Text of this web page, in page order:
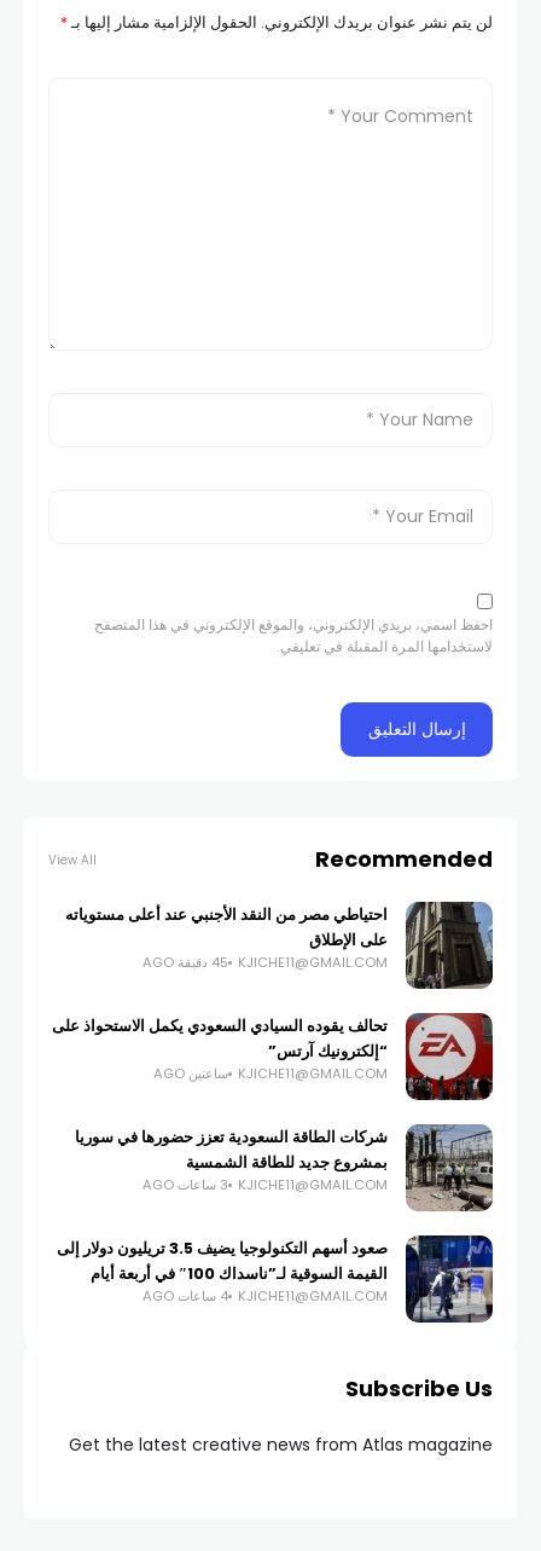
لن يتم نشر عنوان بريدك الإلكتروني. الحقول الإلزامية مشار إليها بـ*
احفظ اسمي، بريدي الإلكتروني، والموقع الإلكتروني في هذا المتصفح
لاستخدامها المرة المقبلة في تعليقي.
Recommended
View All
احتياطي مصر من النقد الأجنبي عند أعلى مستوياته
على الإطلاق
KJICHE11@GMAIL.COM 45 دقيقة AGO
تحالف يقوده السيادي السعودي يكمل الاستحواذ على
“إلكترونيك آرتس”
KJICHE11@GMAIL.COM ساعتين AGO
شركات الطاقة السعودية تعزز حضورها في سوريا
بمشروع جديد للطاقة الشمسية
KJICHE11@GMAIL.COM 3 ساعات AGO
صعود أسهم التكنولوجيا يضيف 3.5 تريليون دولار إلى
القيمة السوقية لـ”ناسداك 100″ في أربعة أيام
KJICHE11@GMAIL.COM 4 ساعات AGO
Subscribe Us
Get the latest creative news from Atlas magazine